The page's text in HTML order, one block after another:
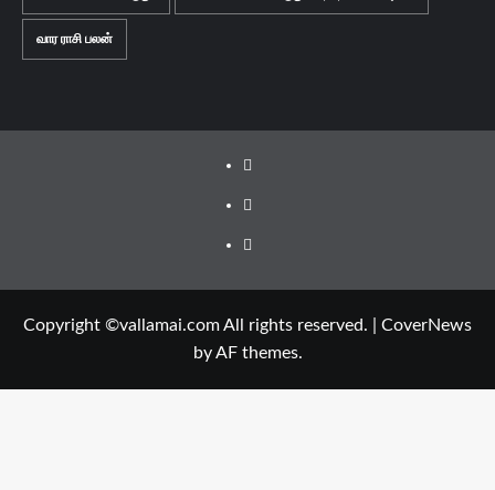
வார ராசி பலன்
Facebook
Twitter
Youtube
Copyright ©vallamai.com All rights reserved.
CoverNews
by AF themes.